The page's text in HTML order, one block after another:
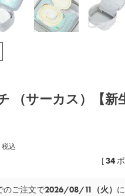
（サーカス）【新
税込
[34
のご注文で2026/08/11（火） に